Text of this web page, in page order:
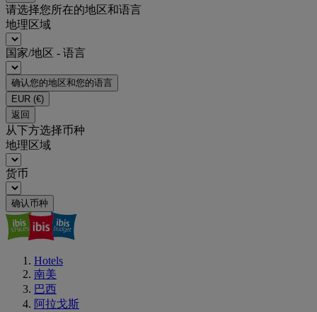
请选择您所在的地区和语言
地理区域
国家/地区 - 语言
确认您的地区和您的语言
EUR (€)
返回
从下方选择币种
地理区域
货币
确认币种
Hotels
南美
巴西
阿拉戈斯